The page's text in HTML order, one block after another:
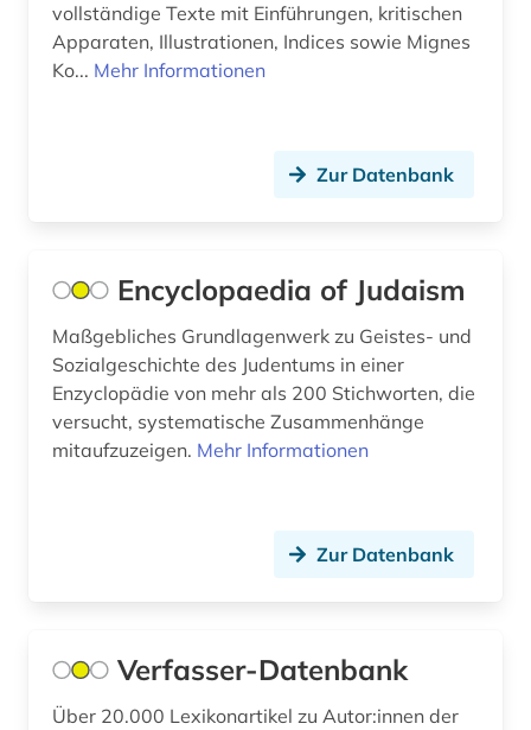
brockhaus (1)
brünn (1)
buchdrucker (2)
buchhandel (3)
buchhändler (1)
buchkunst (1)
bundesarchiv (koblenz) (1)
bundesarchiv-bildarchiv (1)
vollständige Texte mit Einführungen, kritischen
Apparaten, Illustrationen, Indices sowie Mignes
Ko... Mehr Informationen
Zur Datenbank
Encyclopaedia of Judaism
Maßgebliches Grundlagenwerk zu Geistes- und
Sozialgeschichte des Judentums in einer
Enzyclopädie von mehr als 200 Stichworten, die
versucht, systematische Zusammenhänge
mitaufzuzeigen. Mehr Informationen
Zur Datenbank
Verfasser-Datenbank
Über 20.000 Lexikonartikel zu Autor:innen der